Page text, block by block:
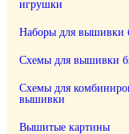
игрушки
Наборы для вышивки
Схемы для вышивки
Схемы для
вышивки
Вышитые картины